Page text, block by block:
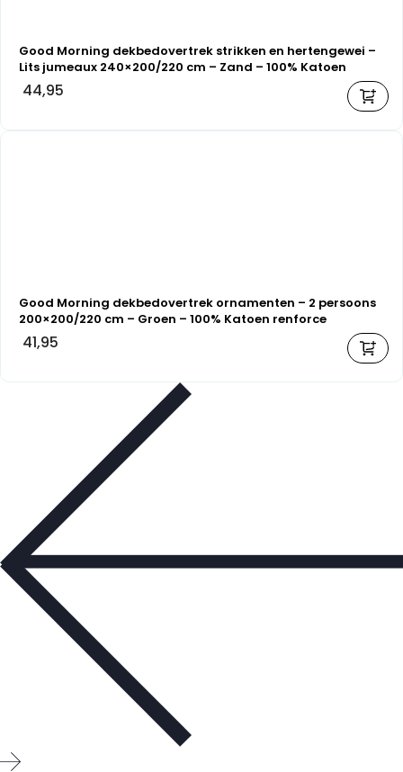
Good Morning dekbedovertrek strikken en hertengewei –
Lits jumeaux 240×200/220 cm – Zand – 100% Katoen
flanel
44,95
Good Morning dekbedovertrek ornamenten – 2 persoons
200×200/220 cm – Groen – 100% Katoen renforce
41,95